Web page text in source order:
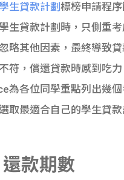
貸款
計數
機
理財
Gui
de
學生
生貸款計劃標榜申請程
生貸款計劃時，只側重
略其他因素，最終導致
符，償還貸款時感到吃
為各位同學重點列出幾
取最適合自己的學生貸款
款期數